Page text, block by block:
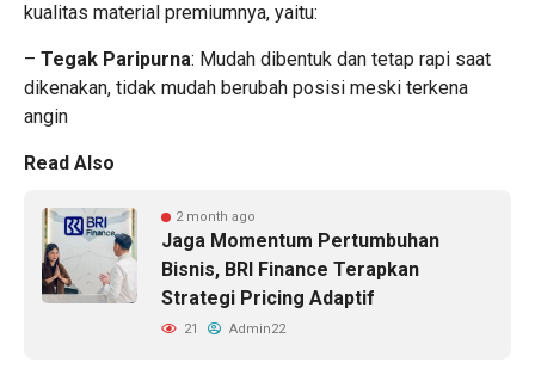
kualitas material premiumnya, yaitu:
– Tegak Paripurna: Mudah dibentuk dan tetap rapi saat
dikenakan, tidak mudah berubah posisi meski terkena
angin
Read Also
2 month ago
Jaga Momentum Pertumbuhan
Bisnis, BRI Finance Terapkan
Strategi Pricing Adaptif
21 Admin22